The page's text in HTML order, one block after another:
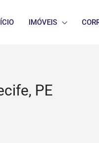
IMÓVEIS
PE